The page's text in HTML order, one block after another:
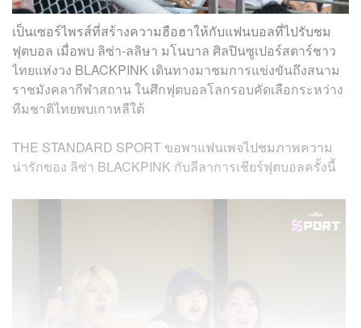
เป็นเซอร์ไพรส์ที่สร้างความฮือฮาให้กับแฟนบอลที่ไปรับชม
ฟุตบอล เมื่อพบ ลิซ่า-ลลิษา มโนบาล ศิลปินซูเปอร์สตาร์ชาว
ไทยแห่งวง BLACKPINK เดินทางมาชมการแข่งขันถึงสนาม
ราชมังคลากีฬาสถาน ในศึกฟุตบอลโลกรอบคัดเลือกระหว่าง
ทีมชาติไทยพบเกาหลีใต้
THE STANDARD SPORT ขอพาแฟนเพจไปชมภาพความ
น่ารักของ ลิซ่า BLACKPINK กับลีลาการเชียร์ฟุตบอลครั้งนี้